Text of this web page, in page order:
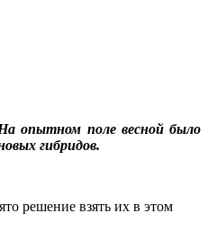
опытном поле весной было
гибридов.
решение взять их в этом